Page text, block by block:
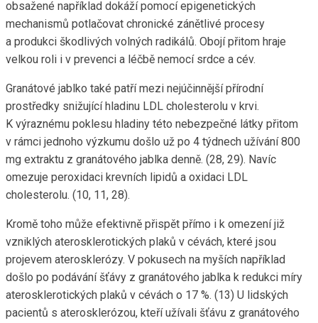
obsažené například dokáží pomocí epigenetických
mechanismů potlačovat chronické zánětlivé procesy
a produkci škodlivých volných radikálů. Obojí přitom hraje
velkou roli i v prevenci a léčbě nemocí srdce a cév.
Granátové jablko také patří mezi nejúčinnější přírodní
prostředky snižující hladinu LDL cholesterolu v krvi.
K výraznému poklesu hladiny této nebezpečné látky přitom
v rámci jednoho výzkumu došlo už po 4 týdnech užívání 800
mg extraktu z granátového jablka denně. (28, 29). Navíc
omezuje peroxidaci krevních lipidů a oxidaci LDL
cholesterolu. (10, 11, 28).
Kromě toho může efektivně přispět přímo i k omezení již
vzniklých aterosklerotických plaků v cévách, které jsou
projevem aterosklerózy. V pokusech na myších například
došlo po podávání šťávy z granátového jablka k redukci míry
aterosklerotických plaků v cévách o 17 %. (13) U lidských
pacientů s aterosklerózou, kteří užívali šťávu z granátového